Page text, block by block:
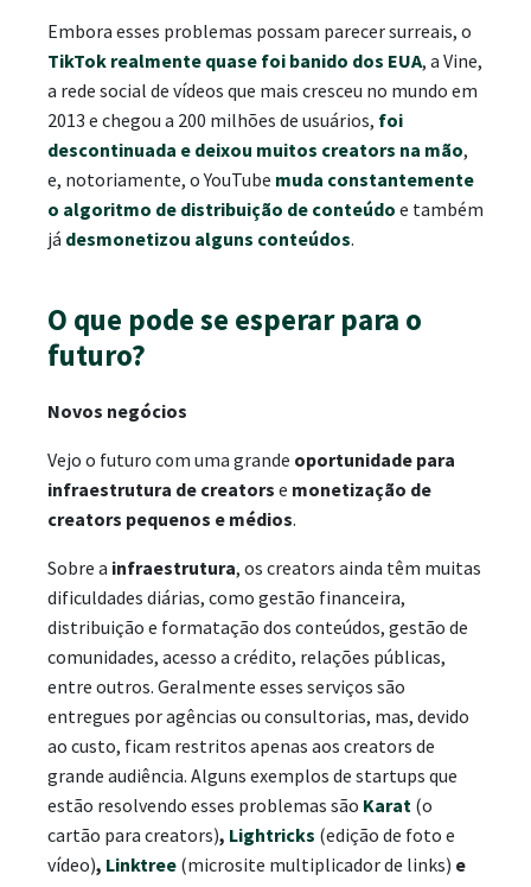
Embora esses problemas possam parecer surreais, o
TikTok realmente quase foi banido dos EUA, a Vine,
a rede social de vídeos que mais cresceu no mundo em
2013 e chegou a 200 milhões de usuários, foi
descontinuada e deixou muitos creators na mão,
e, notoriamente, o YouTube muda constantemente
o algoritmo de distribuição de conteúdo e também
já desmonetizou alguns conteúdos.
O que pode se esperar para o
futuro?
Novos negócios
Vejo o futuro com uma grande oportunidade para
infraestrutura de creators e monetização de
creators pequenos e médios.
Sobre a infraestrutura, os creators ainda têm muitas
dificuldades diárias, como gestão financeira,
distribuição e formatação dos conteúdos, gestão de
comunidades, acesso a crédito, relações públicas,
entre outros. Geralmente esses serviços são
entregues por agências ou consultorias, mas, devido
ao custo, ficam restritos apenas aos creators de
grande audiência. Alguns exemplos de startups que
estão resolvendo esses problemas são Karat (o
cartão para creators), Lightricks (edição de foto e
vídeo), Linktree (microsite multiplicador de links) e